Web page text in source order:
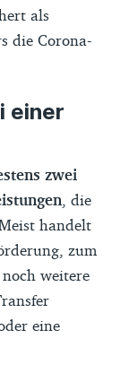
als
die Corona-
einer
zwei
, die
handelt
zum
weitere
eine